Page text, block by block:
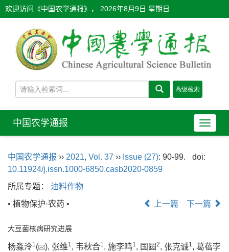
欢迎访问《中国农学通报》， 2026年8月9日 星期日
导
航
换
中国农学通报
中国农学通报 ›› 2021, Vol. 37 ›› Issue (27): 90-99.
doi:
10.11924/j.issn.1000-6850.casb2020-0859
所属专题： 油料作物
• 植物保护·农药 •
上一篇 下一篇
大豆菌核病研究进展
杨淼泠1( ), 张维1, 韦秋合1, 施李鸣1, 国圆 2, 张克诚1, 葛蓓孛